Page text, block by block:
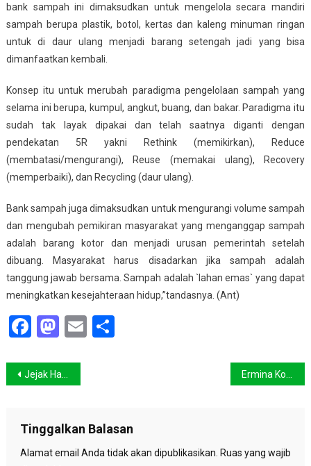
bank sampah ini dimaksudkan untuk mengelola secara mandiri
sampah berupa plastik, botol, kertas dan kaleng minuman ringan
untuk di daur ulang menjadi barang setengah jadi yang bisa
dimanfaatkan kembali.
Konsep itu untuk merubah paradigma pengelolaan sampah yang
selama ini berupa, kumpul, angkut, buang, dan bakar. Paradigma itu
sudah tak layak dipakai dan telah saatnya diganti dengan
pendekatan 5R yakni Rethink (memikirkan), Reduce
(membatasi/mengurangi), Reuse (memakai ulang), Recovery
(memperbaiki), dan Recycling (daur ulang).
Bank sampah juga dimaksudkan untuk mengurangi volume sampah
dan mengubah pemikiran masyarakat yang menganggap sampah
adalah barang kotor dan menjadi urusan pemerintah setelah
dibuang. Masyarakat harus disadarkan jika sampah adalah
tanggung jawab bersama. Sampah adalah `lahan emas` yang dapat
meningkatkan kesejahteraan hidup,”tandasnya. (Ant)
Facebook
Mastodon
EmailShare
Navigasi
Jejak Hari Bumi
Tinggalkan Balasan
Alamat email Anda tidak akan dipublikasikan. Ruas yang wajib